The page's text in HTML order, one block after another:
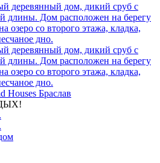
деревянный дом, дикий сруб с
длины. Дом расположен на берегу
озеро со второго этажа, кладка,
дно.
деревянный дом, дикий сруб с
длины. Дом расположен на берегу
озеро со второго этажа, кладка,
дно.
Houses Браслав